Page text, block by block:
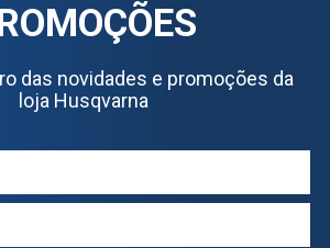
das novidades e promoções da
loja Husqvarna